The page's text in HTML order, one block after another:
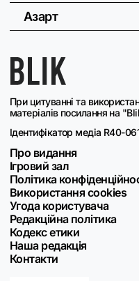
При цитуванні та
матеріалів посилання на
Ідентифікатор медіа R40-
Про видання
Ігровий зал
Політика
Використання cookies
Угода користувача
Редакційна політика
Кодекс етики
Наша редакція
Контакти
Азарт